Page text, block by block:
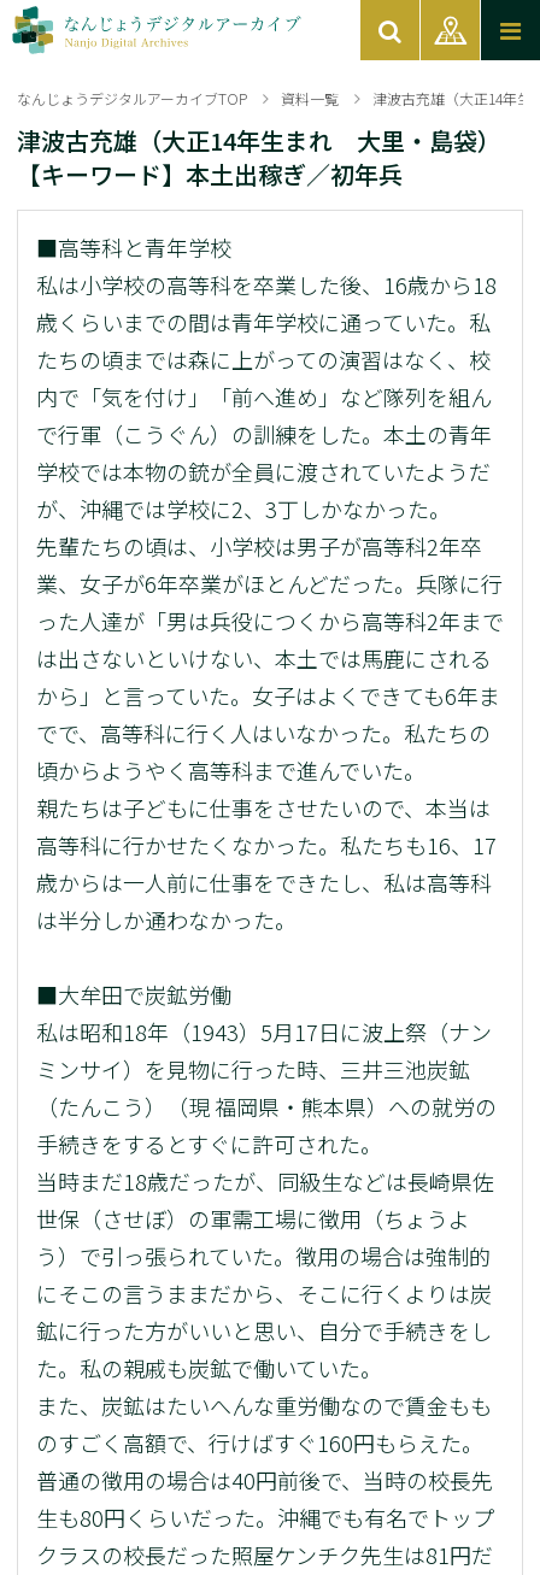
なんじょうデジタルアーカイブTOP 資料一覧 津波古充雄（大正14年
津波古充雄（大正14年生まれ 大里・島袋）
【キーワード】本土出稼ぎ／初年兵
■高等科と青年学校
私は小学校の高等科を卒業した後、16歳から18
歳くらいまでの間は青年学校に通っていた。私
たちの頃までは森に上がっての演習はなく、校
内で「気を付け」「前へ進め」など隊列を組ん
で行軍（こうぐん）の訓練をした。本土の青年
学校では本物の銃が全員に渡されていたようだ
が、沖縄では学校に2、3丁しかなかった。
先輩たちの頃は、小学校は男子が高等科2年卒
業、女子が6年卒業がほとんどだった。兵隊に行
った人達が「男は兵役につくから高等科2年まで
は出さないといけない、本土では馬鹿にされる
から」と言っていた。女子はよくできても6年ま
でで、高等科に行く人はいなかった。私たちの
頃からようやく高等科まで進んでいた。
親たちは子どもに仕事をさせたいので、本当は
高等科に行かせたくなかった。私たちも16、17
歳からは一人前に仕事をできたし、私は高等科
は半分しか通わなかった。
■大牟田で炭鉱労働
私は昭和18年（1943）5月17日に波上祭（ナン
ミンサイ）を見物に行った時、三井三池炭鉱
（たんこう）（現 福岡県・熊本県）への就労の
手続きをするとすぐに許可された。
当時まだ18歳だったが、同級生などは長崎県佐
世保（させぼ）の軍需工場に徴用（ちょうよ
う）で引っ張られていた。徴用の場合は強制的
にそこの言うままだから、そこに行くよりは炭
鉱に行った方がいいと思い、自分で手続きをし
た。私の親戚も炭鉱で働いていた。
また、炭鉱はたいへんな重労働なので賃金もも
のすごく高額で、行けばすぐ160円もらえた。
普通の徴用の場合は40円前後で、当時の校長先
生も80円くらいだった。沖縄でも有名でトップ
クラスの校長だった照屋ケンチク先生は81円だ